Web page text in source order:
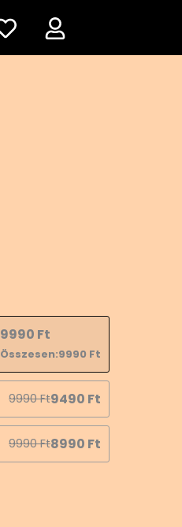
9990 Ft
Összesen:9990 Ft
9990Ft9490 Ft
9990Ft8990 Ft